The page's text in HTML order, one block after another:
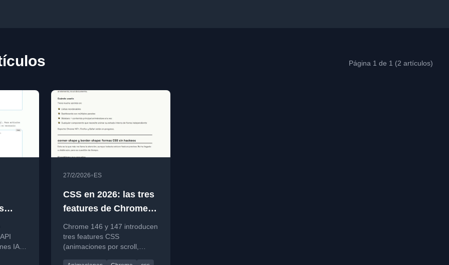
Página 1 de 1 (2 artículos)
la
IA
27/2/2026• ES
CSS en 2026: las tres
features de Chrome
que eliminan
JavaScript que llevas
años escribiendo
Chrome 146 y 147 introducen
tres features CSS
(animaciones por scroll,